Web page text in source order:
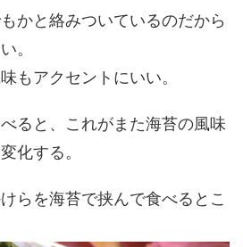
かと絡みついているのだから
。
もアクセントにいい。
ると、これがまた海苔の風味
化する。
らを海苔で挟んで食べるとこ